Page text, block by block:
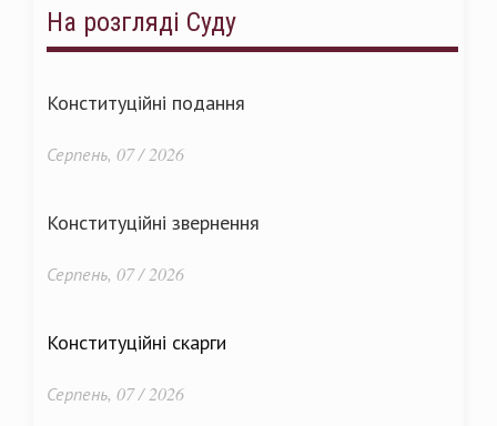
На розгляді Суду
Конституційні подання
Серпень, 07 / 2026
Конституційні звернення
Серпень, 07 / 2026
Конституційні скарги
Серпень, 07 / 2026